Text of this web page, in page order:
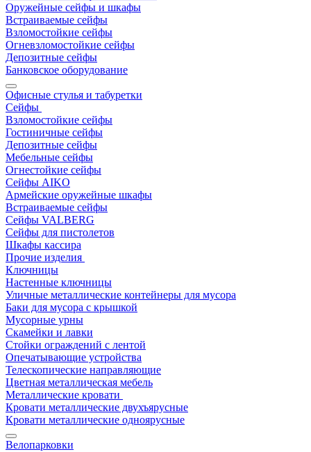
Оружейные сейфы и шкафы
Встраиваемые сейфы
Взломостойкие сейфы
Огневзломостойкие сейфы
Депозитные сейфы
Банковское оборудование
Офисные стулья и табуретки
Сейфы
Взломостойкие сейфы
Гостиничные сейфы
Депозитные сейфы
Мебельные сейфы
Огнестойкие сейфы
Сейфы AIKO
Армейские оружейные шкафы
Встраиваемые сейфы
Сейфы VALBERG
Сейфы для пистолетов
Шкафы кассира
Прочие изделия
Ключницы
Настенные ключницы
Уличные металлические контейнеры для мусора
Баки для мусора с крышкой
Мусорные урны
Скамейки и лавки
Стойки ограждений с лентой
Опечатывающие устройства
Телескопические направляющие
Цветная металлическая мебель
Металлические кровати
Кровати металлические двухъярусные
Кровати металлические одноярусные
Велопарковки